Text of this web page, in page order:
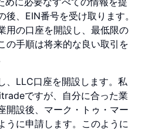
、EIN番号を受け取ります。
用の口座を開設し、最低限の
の手順は将来的な良い取引を
、LLC口座を開設します。私
ですが、自分に合った業
開設後、マーク・トゥ・マー
うに申請します。このように